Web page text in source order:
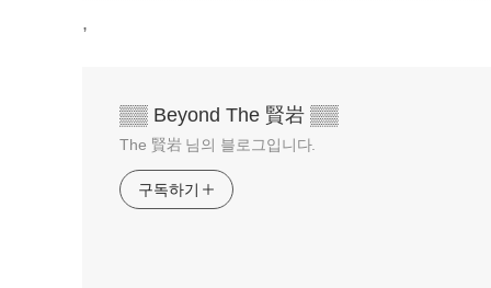
,
▒▒ Beyond The 賢岩 ▒▒
The 賢岩 님의 블로그입니다.
구독하기